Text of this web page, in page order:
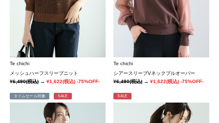
Te chichi
メッシュハーフスリーブニット
¥6,490(税込) → ¥1,622(税込) -75%OFF-
Te chichi
シアースリーブVネックプルオーバー
¥6,490(税込)→¥1,622(税込) -75%OFF-
タイムセール対象 SALE SALE